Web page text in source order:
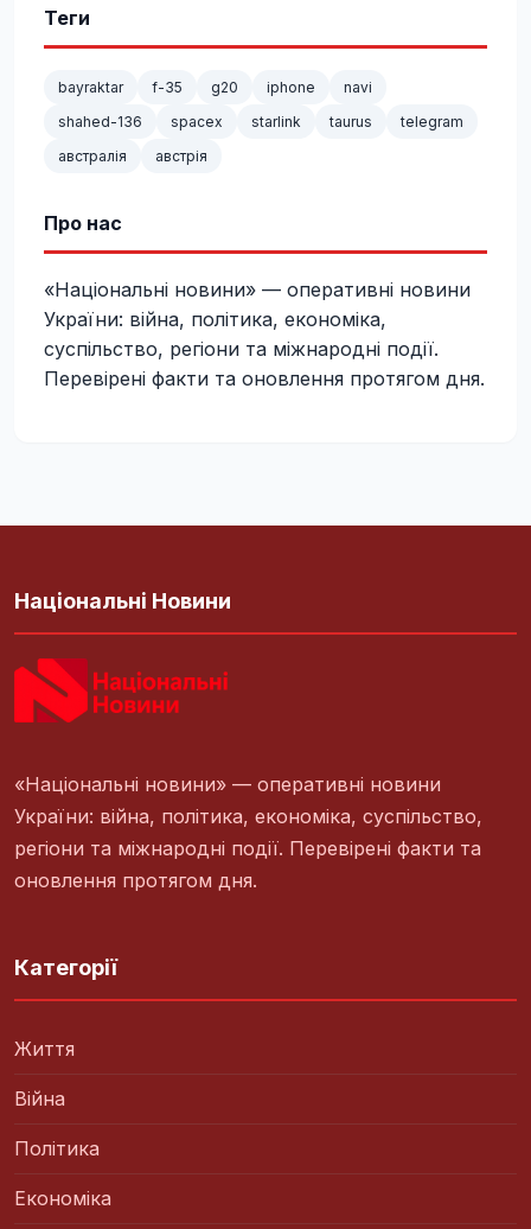
Теги
bayraktar f-35 g20 iphone
navi
shahed-136
spacex starlink taurus
telegram
австралія
австрія
Про нас
«Національні новини» — оперативні новини
України: війна, політика, економіка,
суспільство, регіони та міжнародні події.
Перевірені факти та оновлення протягом дня.
Національні Новини
«Національні новини» — оперативні новини
України: війна, політика, економіка, суспільство,
регіони та міжнародні події. Перевірені факти та
оновлення протягом дня.
Категорії
Життя
Війна
Політика
Економіка